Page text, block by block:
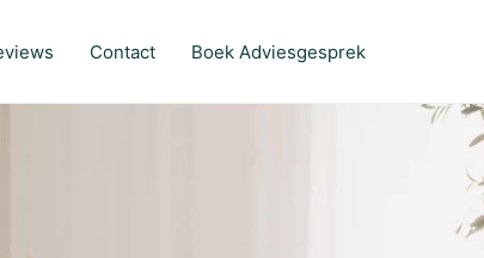
Contact Boek Adviesgesprek